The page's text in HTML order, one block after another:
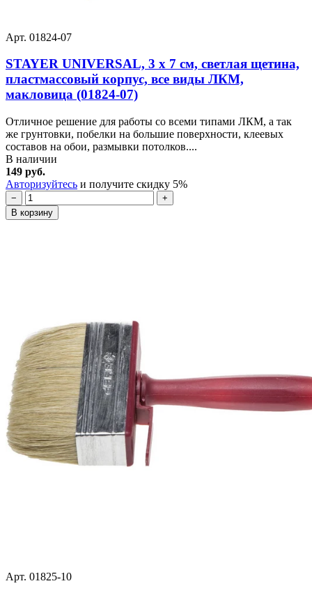
Арт. 01824-07
STAYER UNIVERSAL, 3 х 7 см, светлая щетина,
пластмассовый корпус, все виды ЛКМ,
макловица (01824-07)
Отличное решение для работы со всеми типами ЛКМ, а так
же грунтовки, побелки на большие поверхности, клеевых
составов на обои, размывки потолков....
В наличии
149 руб.
Авторизуйтесь и получите скидку 5%
−
+
В корзину
Арт. 01825-10